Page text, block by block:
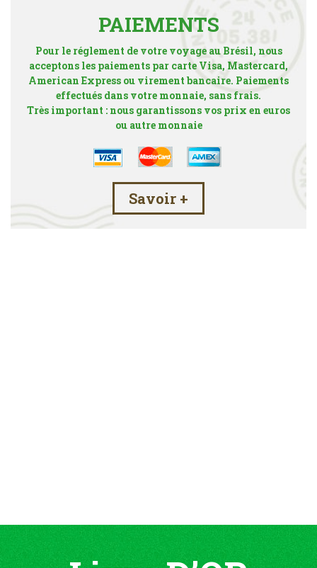
PAIEMENTS
Pour le réglement de votre voyage au Brésil, nous
acceptons les paiements par carte Visa, Mastercard,
American Express ou virement bancaire. Paiements
effectués dans votre monnaie, sans frais.
Très important : nous garantissons vos prix en euros
ou autre monnaie
Savoir +